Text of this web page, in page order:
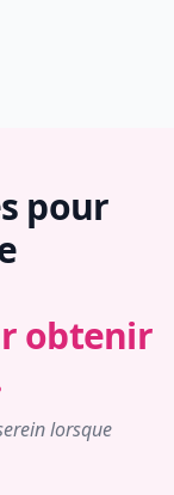
pour
obtenir
lorsque